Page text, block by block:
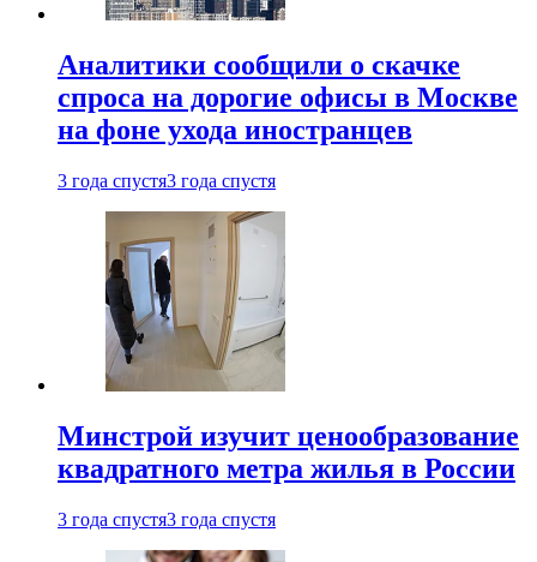
Аналитики сообщили о скачке
спроса на дорогие офисы в Москве
на фоне ухода иностранцев
3 года спустя3 года спустя
Минстрой изучит ценообразование
квадратного метра жилья в России
3 года спустя3 года спустя